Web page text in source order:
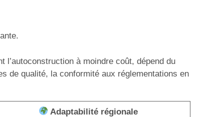
l’autoconstruction à moindre coût, dépend du
de qualité, la conformité aux réglementations en
Adaptabilité régionale